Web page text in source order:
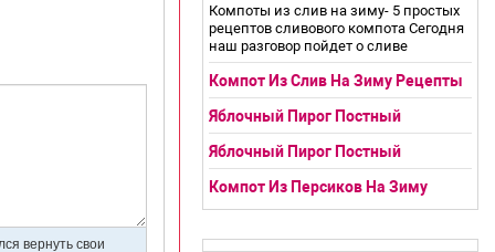
Компоты из слив на зиму- 5 простых
рецептов сливового компота Сегодня
наш разговор пойдет о сливе
Компот Из Слив На Зиму Рецепты
Яблочный Пирог Постный
Яблочный Пирог Постный
Компот Из Персиков На Зиму